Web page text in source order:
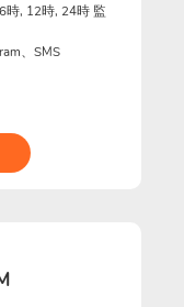
時, 12時, 24時 監
、SMS